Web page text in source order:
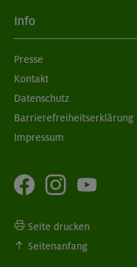
Info
Presse
Kontakt
Datenschutz
Barrierefreiheitserklärung
Impressum
Seite drucken
Seitenanfang